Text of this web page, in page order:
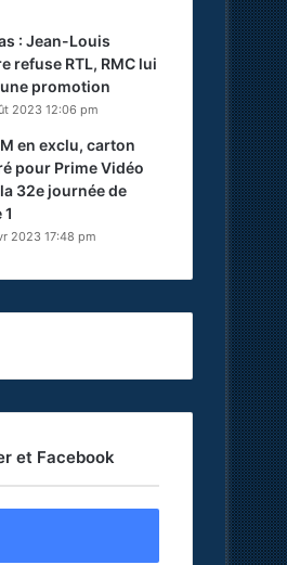
: Jean-Louis
refuse RTL, RMC lui
promotion
2023 12:06 pm
en exclu, carton
pour Prime Vidéo
32e journée de
2023 17:48 pm
et Facebook